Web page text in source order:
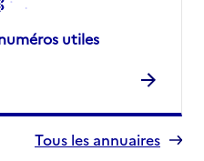
utiles
Tous les annuaires